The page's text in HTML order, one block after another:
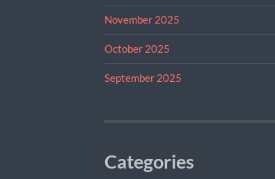
November 2025
October 2025
September 2025
Categories